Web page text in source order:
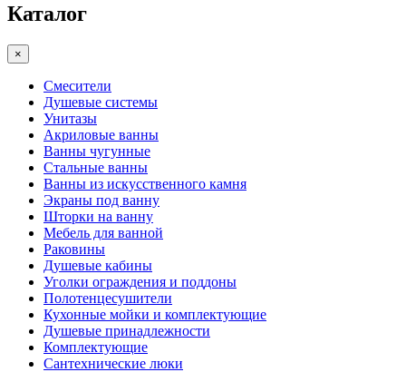
Каталог
×
Смесители
Душевые системы
Унитазы
Акриловые ванны
Ванны чугунные
Стальные ванны
Ванны из искусственного камня
Экраны под ванну
Шторки на ванну
Мебель для ванной
Раковины
Душевые кабины
Уголки ограждения и поддоны
Полотенцесушители
Кухонные мойки и комплектующие
Душевые принадлежности
Комплектующие
Сантехнические люки